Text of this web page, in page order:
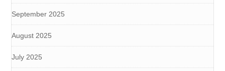
September 2025
August 2025
July 2025